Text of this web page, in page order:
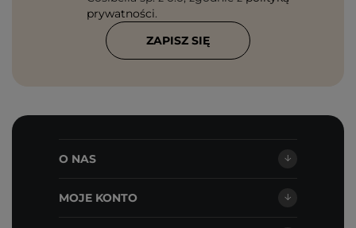
prywatności.
ZAPISZ SIĘ
O NAS
MOJE KONTO